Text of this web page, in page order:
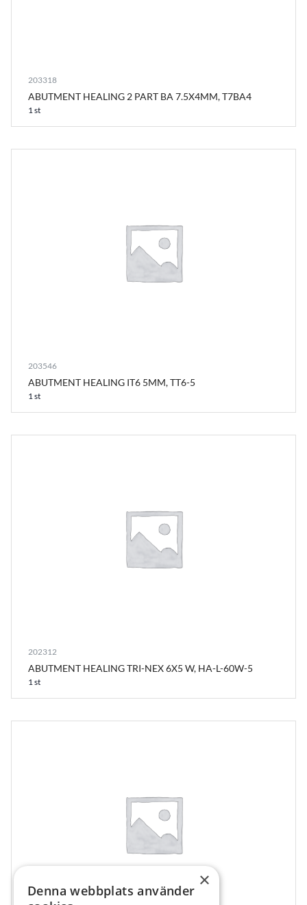
203318
ABUTMENT HEALING 2 PART BA 7.5X4MM, T7BA4
1 st
203546
ABUTMENT HEALING IT6 5MM, TT6-5
1 st
202312
ABUTMENT HEALING TRI-NEX 6X5 W, HA-L-60W-5
1 st
×
Denna webbplats använder